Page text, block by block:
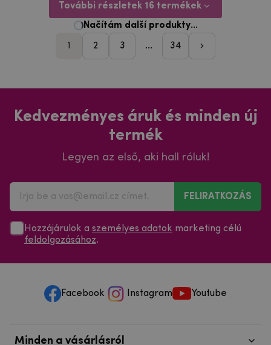
További részletek 16 termékek
...
termék
Legyen az első, aki hall róluk!
FELIRATKOZÁS
Hozzájárulok aszemélyes adatokmarketing célú
feldolgozásához.